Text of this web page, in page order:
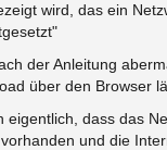
wird, das ein
der Anleitung
über den Browser
eigentlich, dass das
und die